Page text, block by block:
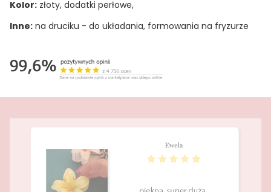
Kolor: złoty, dodatki perłowe,
Inne: na druciku - do układania, formowania na fryzurze